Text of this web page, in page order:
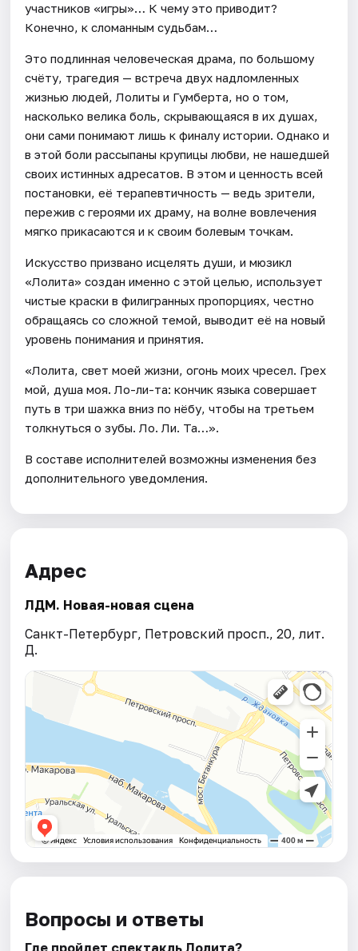
участников «игры»… К чему это приводит?
Конечно, к сломанным судьбам…
Это подлинная человеческая драма, по большому
счёту, трагедия — встреча двух надломленных
жизнью людей, Лолиты и Гумберта, но о том,
насколько велика боль, скрывающаяся в их душах,
они сами понимают лишь к финалу истории. Однако и
в этой боли рассыпаны крупицы любви, не нашедшей
своих истинных адресатов. В этом и ценность всей
постановки, её терапевтичность — ведь зрители,
пережив с героями их драму, на волне вовлечения
мягко прикасаются и к своим болевым точкам.
Искусство призвано исцелять души, и мюзикл
«Лолита» создан именно с этой целью, использует
чистые краски в филигранных пропорциях, честно
обращаясь со сложной темой, выводит её на новый
уровень понимания и принятия.
«Лолита, свет моей жизни, огонь моих чресел. Грех
мой, душа моя. Ло-ли-та: кончик языка совершает
путь в три шажка вниз по нёбу, чтобы на третьем
толкнуться о зубы. Ло. Ли. Та…».
В составе исполнителей возможны изменения без
дополнительного уведомления.
Адрес
ЛДМ. Новая-новая сцена
Санкт-Петербург, Петровский просп., 20, лит.
Д.
Вопросы и ответы